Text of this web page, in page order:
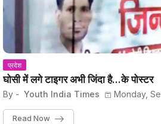
प्रदेश
घोसी में लगे टाइगर अभी जिंदा है...के पोस्टर
By - Youth India Times Monday,
Read Now